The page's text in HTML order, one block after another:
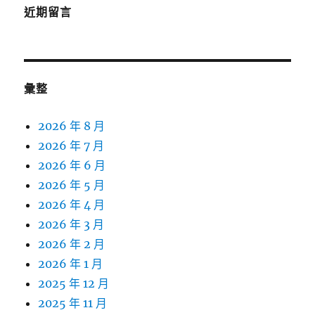
近期留言
彙整
2026 年 8 月
2026 年 7 月
2026 年 6 月
2026 年 5 月
2026 年 4 月
2026 年 3 月
2026 年 2 月
2026 年 1 月
2025 年 12 月
2025 年 11 月